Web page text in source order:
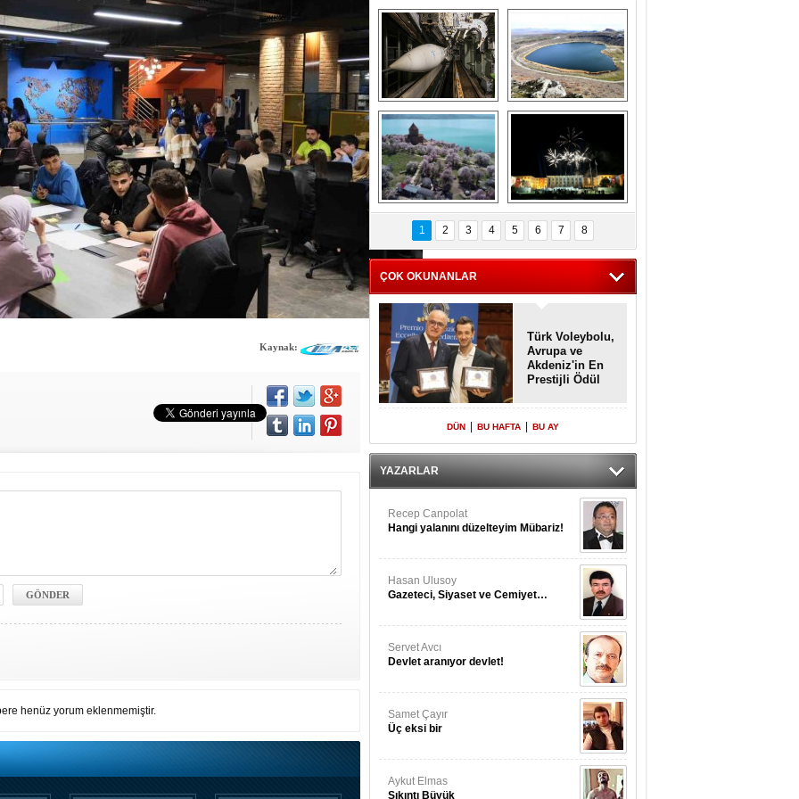
Kaynak:
henüz yorum eklenmemiştir.
Askeri gemi
mezarlığındaki terk
edilmiş gemilerin
etkileyici
görüntüleri
Kapadokya'nın
ilkbaharda bir başka
güzel
Ziyaretçisiz kalan
Akdamar Adası
badem çiçekleri ile
görsel bir güzellik
Haftanın
fotoğrafları
1 2 3 4 5 6 7 8
ÇOK OKUNANLAR
Türk Voleybolu,
Avrupa ve
Akdeniz'in En
Prestijli Ödül
Yeniden Onur
Konuğu
DÜN BU HAFTA BU AY
YAZARLAR
Recep Canpolat
Hangi yalanını düzelteyim Mübariz!
Hasan Ulusoy
Gazeteci, Siyaset ve Cemiyet…
Servet Avcı
Devlet aranıyor devlet!
Samet Çayır
Üç eksi bir
Aykut Elmas
Sıkıntı Büyük